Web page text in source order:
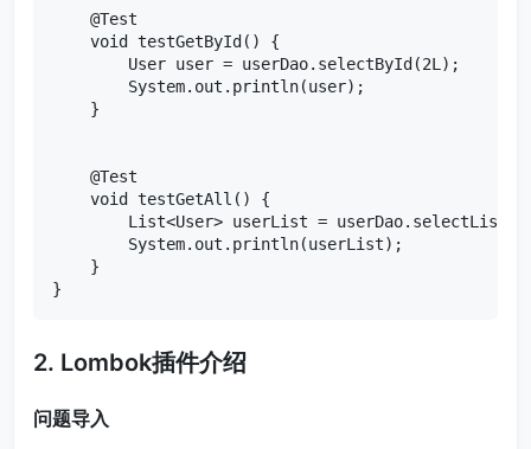
    @Test
    void testGetById() {
        User user = userDao.selectById(2L);
        System.out.println(user);
    }
    @Test
    void testGetAll() {
List<User> userList =
        System.out.println(userList);
    }
2. Lombok插件介绍
问题导入